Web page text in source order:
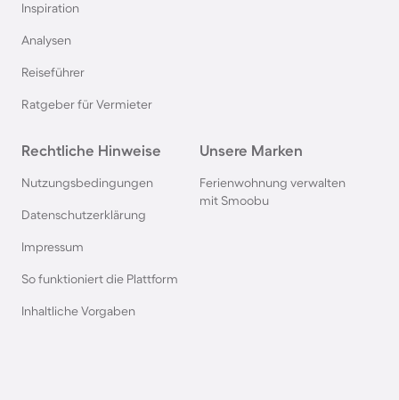
Hütten in der Schweiz
Hütten in der Bretagne
Hütten in Südschweden
Inspiration
Analysen
Reiseführer
Ratgeber für Vermieter
Rechtliche Hinweise
Nutzungsbedingungen
Datenschutzerklärung
Impressum
So funktioniert die Plattform
Inhaltliche Vorgaben
Unsere Marken
Ferienwohnung verwalten
mit Smoobu